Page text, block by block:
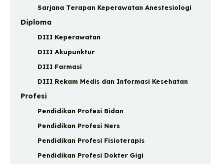
Sarjana Terapan Keperawatan Anestesiologi
Diploma
DIII Keperawatan
DIII Akupunktur
DIII Farmasi
DIII Rekam Medis dan Informasi Kesehatan
Profesi
Pendidikan Profesi Bidan
Pendidikan Profesi Ners
Pendidikan Profesi Fisioterapis
Pendidikan Profesi Dokter Gigi